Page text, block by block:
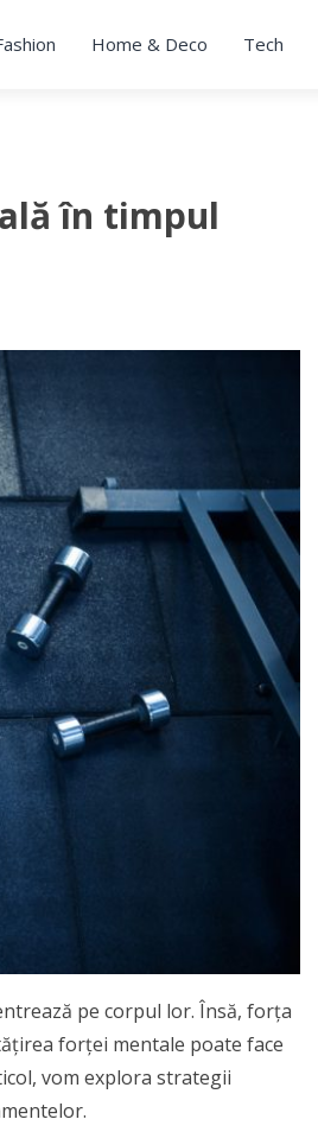
Home & Deco Tech
în timpul
pe corpul lor. Însă, forța
forței mentale poate face
vom explora strategii